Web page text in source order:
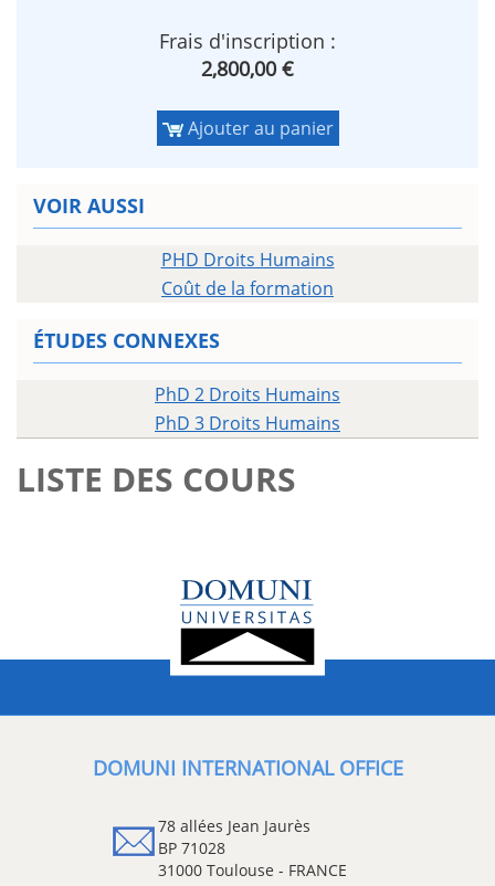
Frais d'inscription :
2,800,00 €
Ajouter au panier
VOIR AUSSI
PHD Droits Humains
Coût de la formation
ÉTUDES CONNEXES
PhD 2 Droits Humains
PhD 3 Droits Humains
LISTE DES COURS
DOMUNI INTERNATIONAL OFFICE
78 allées Jean Jaurès
BP 71028
31000 Toulouse - FRANCE